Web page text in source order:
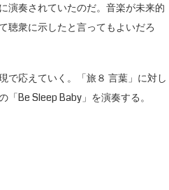
演奏されていたのだ。音楽が未来的
聴衆に示したと言ってもよいだろ
で応えていく。「旅８ 言葉」に対し
Be Sleep Baby」を演奏する。